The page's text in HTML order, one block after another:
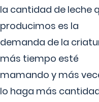
la cantidad de leche
producimos es la
demanda de la
más tiempo esté
mamando y más
lo haga más